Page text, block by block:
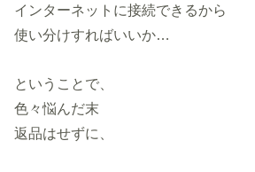
インターネットに接続できるから
使い分けすればいいか…
ということで、
色々悩んだ末
返品はせずに、